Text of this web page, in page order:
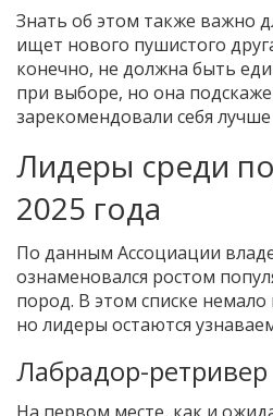
Знать об этом также важно
ищет нового пушистого
конечно, не должна быть
при выборе, но она
зарекомендовали себя
Лидеры среди
2025 года
По данным Ассоциации
ознаменовался ростом
пород. В этом списке
но лидеры остаются
Лабрадор-ретривер